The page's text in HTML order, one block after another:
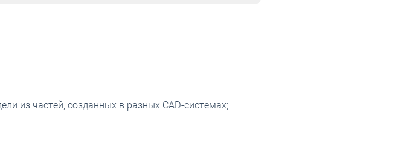
из частей, созданных в разных CAD-системах;